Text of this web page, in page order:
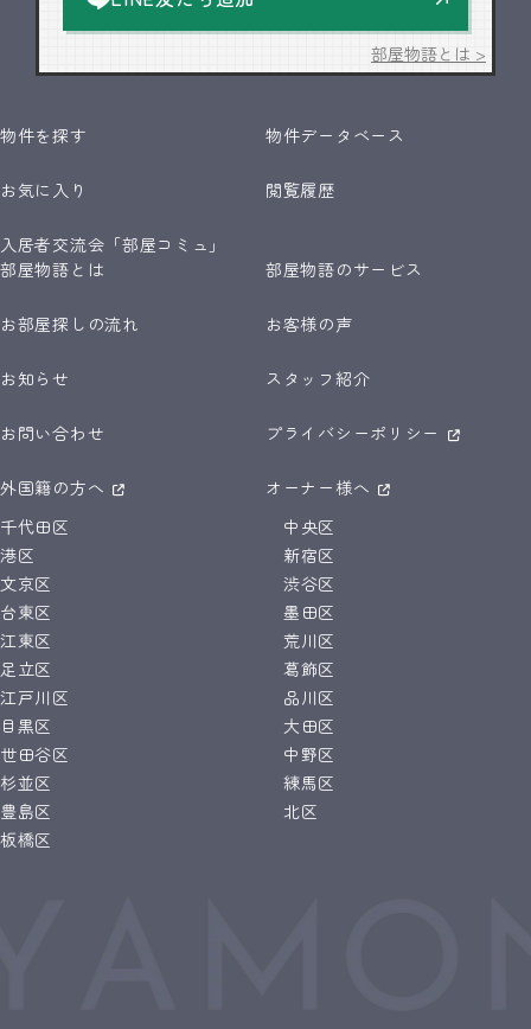
部屋物語とは >
物件を探す 物件データベース
お気に入り 閲覧履歴
入居者交流会「部屋コミュ」
部屋物語とは
部屋物語のサービス
お部屋探しの流れ お客様の声
お知らせ スタッフ紹介
お問い合わせ プライバシーポリシー
外国籍の方へ
オーナー様へ
千代田区
中央区
港区
新宿区
文京区
渋谷区
台東区
墨田区
江東区
荒川区
足立区
葛飾区
江戸川区
品川区
目黒区
大田区
世田谷区
中野区
杉並区
練馬区
豊島区
北区
板橋区